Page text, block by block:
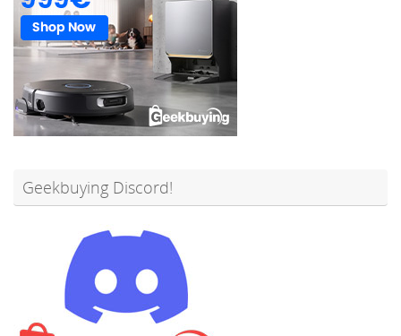
Geekbuying Discord!